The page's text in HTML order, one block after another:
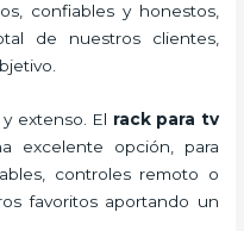
confiables y honestos,
de nuestros clientes,
extenso. El rack para tv
excelente opción, para
controles remoto o
favoritos aportando un